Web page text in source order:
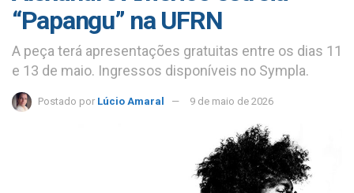
“Papangu” na UFRN
A peça terá apresentações gratuitas entre os dias 11
e 13 de maio. Ingressos disponíveis no Sympla.
Postado por Lúcio Amaral 9 de maio de 2026